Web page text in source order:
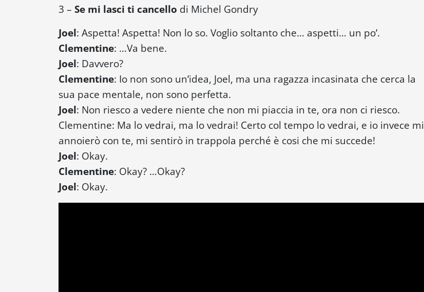
3 – Se mi lasci ti cancello di Michel Gondry
Joel: Aspetta! Aspetta! Non lo so. Voglio soltanto che… aspetti… un po’.
Clementine: …Va bene.
Joel: Davvero?
Clementine: Io non sono un’idea, Joel, ma una ragazza incasinata che cerca la
sua pace mentale, non sono perfetta.
Joel: Non riesco a vedere niente che non mi piaccia in te, ora non ci riesco.
Clementine: Ma lo vedrai, ma lo vedrai! Certo col tempo lo vedrai, e io invece mi
annoierò con te, mi sentirò in trappola perché è cosi che mi succede!
Joel: Okay.
Clementine: Okay? …Okay?
Joel: Okay.